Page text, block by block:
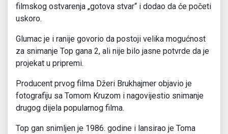
filmskog ostvarenja „gotova stvar“ i dodao da će početi
uskoro.
Glumac je i ranije govorio da postoji velika mogućnost
za snimanje Top gana 2, ali nije bilo jasne potvrde da je
projekat u pripremi.
Producent prvog filma Džeri Brukhajmer objavio je
fotografiju sa Tomom Kruzom i nagovijestio snimanje
drugog dijela popularnog filma.
Top gan snimljen je 1986. godine i lansirao je Toma